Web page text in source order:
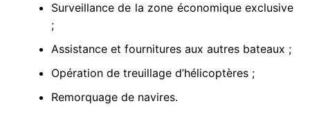
Surveillance de la zone économique exclusive
;
Assistance et fournitures aux autres bateaux ;
Opération de treuillage d’hélicoptères ;
Remorquage de navires.